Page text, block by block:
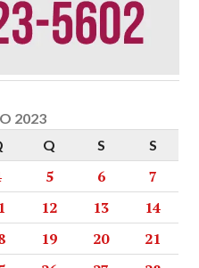
2023
Q S S
5 6
7
12 13
14
19 20
21